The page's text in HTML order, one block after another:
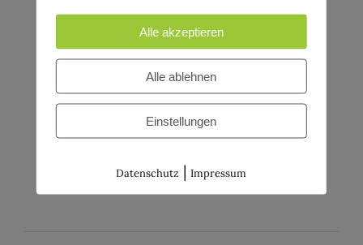
Alle akzeptieren
Alle ablehnen
Einstellungen
Datenschutz |Impressum